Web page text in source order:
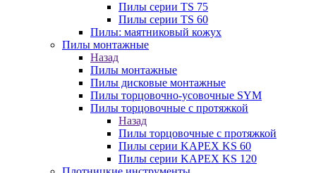
Пилы серии TS 75
Пилы серии TS 60
Пилы: маятниковый кожух
Пилы монтажные
Назад
Пилы монтажные
Пилы дисковые монтажные
Пилы торцовочно-усовочные SYM
Пилы торцовочные с протяжкой
Назад
Пилы торцовочные с протяжкой
Пилы серии KAPEX KS 60
Пилы серии KAPEX KS 120